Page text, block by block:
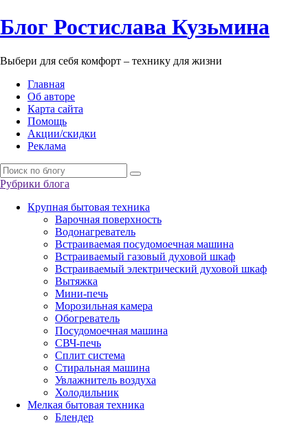
Блог Ростислава Кузьмина
Выбери для себя комфорт – технику для жизни
Главная
Об авторе
Карта сайта
Помощь
Акции/скидки
Реклама
Рубрики блога
Крупная бытовая техника
Варочная поверхность
Водонагреватель
Встраиваемая посудомоечная машина
Встраиваемый газовый духовой шкаф
Встраиваемый электрический духовой шкаф
Вытяжка
Мини-печь
Морозильная камера
Обогреватель
Посудомоечная машина
СВЧ-печь
Сплит система
Стиральная машина
Увлажнитель воздуха
Холодильник
Мелкая бытовая техника
Блендер